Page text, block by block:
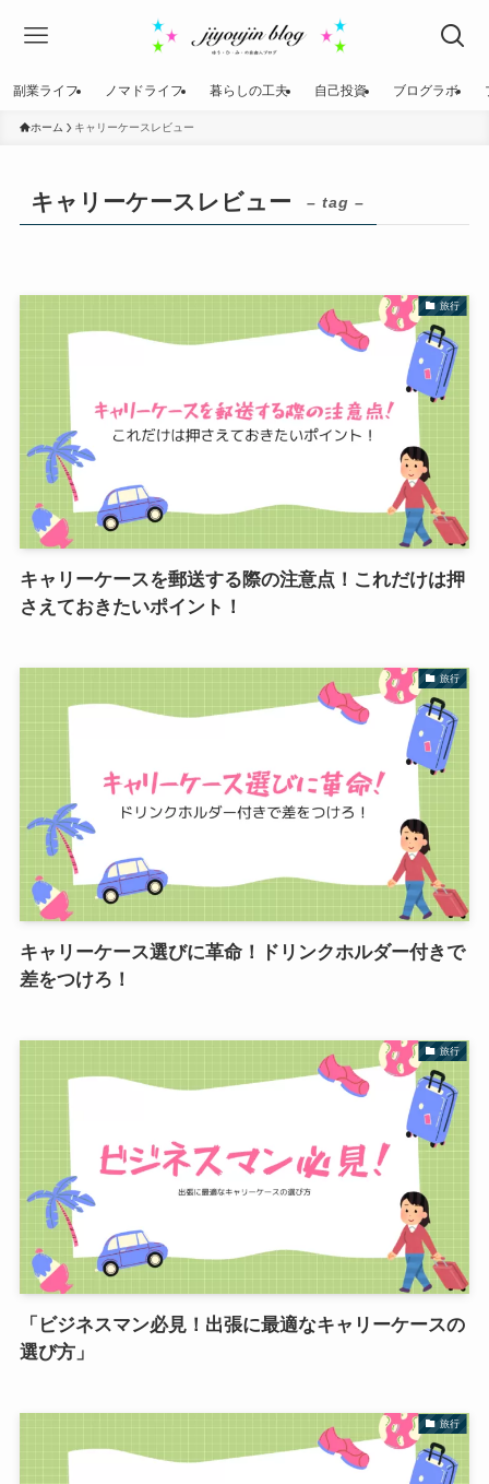
副業ライフ ノマドライフ 暮らしの工夫 自己投資 ブログラボ
ホーム キャリーケースレビュー
キャリーケースレビュー – tag –
旅行
キャリーケースを郵送する際の注意点！これだけは押
さえておきたいポイント！
旅行
キャリーケース選びに革命！ドリンクホルダー付きで
差をつけろ！
旅行
「ビジネスマン必見！出張に最適なキャリーケースの
選び方」
旅行